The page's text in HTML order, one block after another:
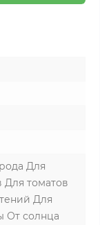
Для
Для томатов
Для
От солнца